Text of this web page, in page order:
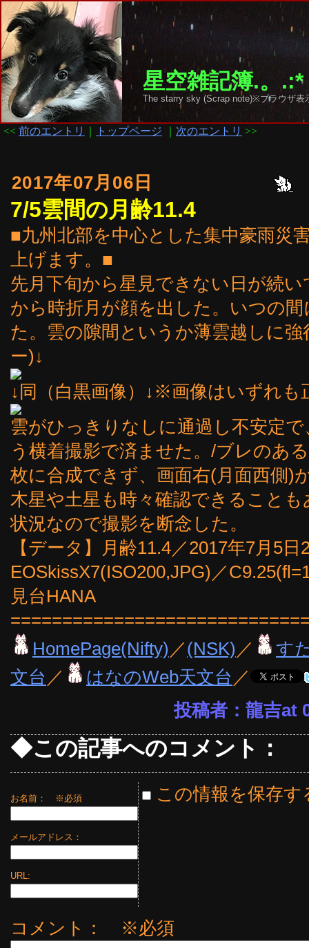
星空雑記簿.。
The starry sky (Scrap note)※ブラウザ
<< 前のエントリ トップページ 次のエントリ >>
2017年07月06日
7/5雲間の月齢11.4
■九州北部を中心とした集中豪雨災
上げます。■
先月下旬から星見できない日が続
から時折月が顔を出した。いつの
た。雲の隙間というか薄雲越しに
ー)↓
↓同（白黒画像）↓※画像はいずれ
雲がひっきりなしに通過し不安定
う横着撮影で済ませた。/ブレのあ
枚に合成できず、画面右(月面西側)
木星や土星も時々確認できること
状況なので撮影を断念した。
【データ】月齢11.4／2017年7月5
EOSkissX7(ISO200,JPG)／
見台HANA
HomePage(Nifty) ／(NSK) ／
す
文台 ／ はなのWeb天文台 ／
投稿者：龍吉at
◆この記事へのコメント：
お名前： ※必須
メールアドレス：
URL:
この情報を保存す
コメント： ※必須